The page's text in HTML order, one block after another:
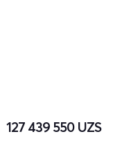
127 439 550 UZS